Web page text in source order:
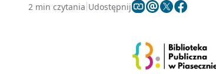
2 min czytania Udostępnij